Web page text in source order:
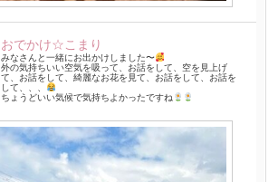
おでかけ☆こまり
みなさんと一緒にお出かけしました〜
外の気持ちいい空気を吸って、お話をして、空を見上げ
て、お話をして、綺麗なお花を見て、お話をして、お話を
して、、、
ちょうどいい気候で気持ちよかったですね